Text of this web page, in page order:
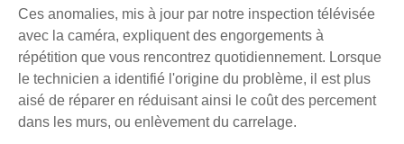
Ces anomalies, mis à jour par notre inspection télévisée
avec la caméra, expliquent des engorgements à
répétition que vous rencontrez quotidiennement. Lorsque
le technicien a identifié l'origine du problème, il est plus
aisé de réparer en réduisant ainsi le coût des percement
dans les murs, ou enlèvement du carrelage.